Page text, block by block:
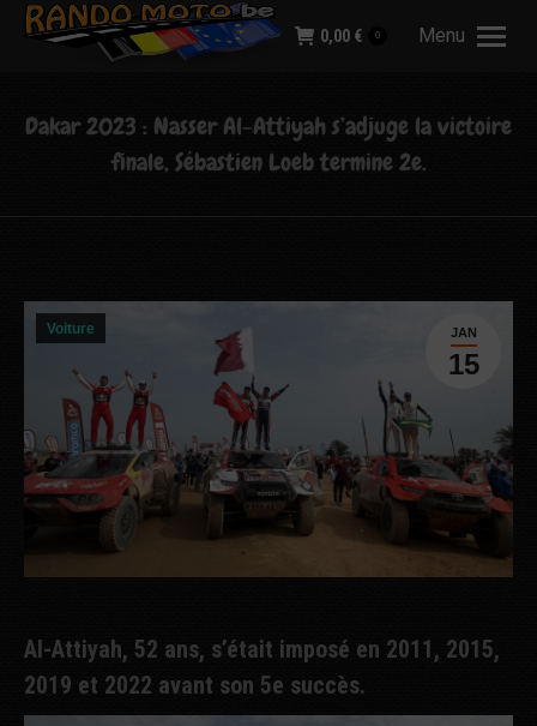
Menu
0,00 € 0
Dakar 2023 : Nasser Al-Attiyah s’adjuge la victoire
finale, Sébastien Loeb termine 2e.
JAN
15
Voiture
Al-Attiyah, 52 ans, s’était imposé en 2011, 2015,
2019 et 2022 avant son 5e succès.